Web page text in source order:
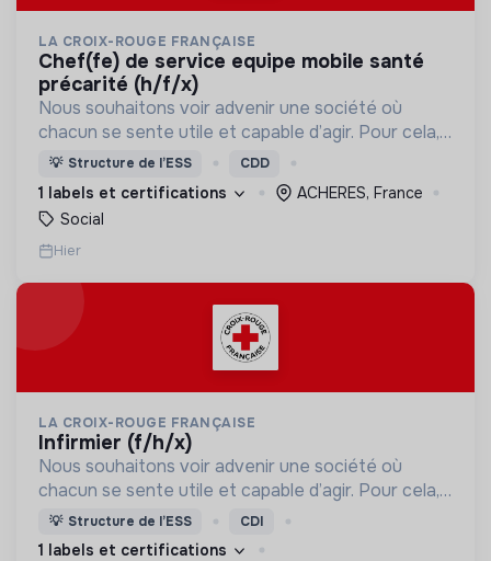
LA CROIX-ROUGE FRANÇAISE
chef(fe) de service equipe mobile santé
précarité (h/f/x)
Nous souhaitons voir advenir une société où
chacun se sente utile et capable d’agir. Pour cela,
nous proposons des moyens et des lieux
d’engagement innovants et adaptés à tous.
💡 Structure de l’ESS CDD
1 labels et certifications
ACHERES, France
Social
Hier
LA CROIX-ROUGE FRANÇAISE
infirmier (f/h/x)
Nous souhaitons voir advenir une société où
chacun se sente utile et capable d’agir. Pour cela,
nous proposons des moyens et des lieux
d’engagement innovants et adaptés à tous.
💡 Structure de l’ESS CDI
1 labels et certifications